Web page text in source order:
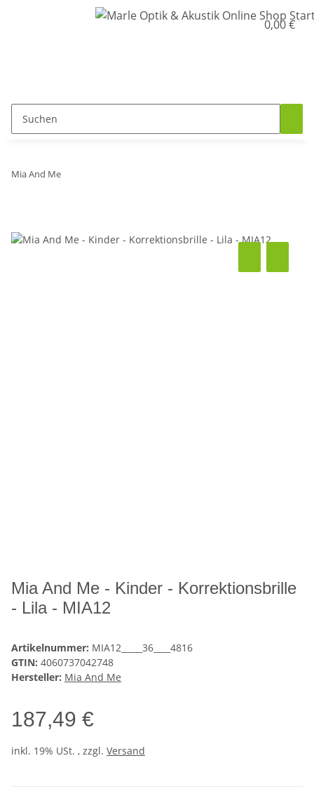
0,00 €
Mia And Me
Mia And Me - Kinder - Korrektionsbrille
- Lila - MIA12
Artikelnummer: MIA12_____36____4816
GTIN: 4060737042748
Hersteller: Mia And Me
187,49 €
inkl. 19% USt. , zzgl. Versand